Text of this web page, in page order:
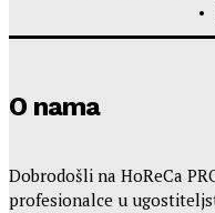
O nama
Dobrodošli na HoReCa
profesionalce u